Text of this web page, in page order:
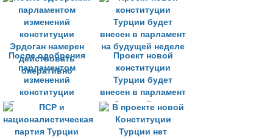
угрозой
После одобрения
парламентом
изменений
конституции
Эрдоган намерен
действовать
оперативно
Проект новой
конституции
Турции будет
внесен в парламент
на будущей неделе